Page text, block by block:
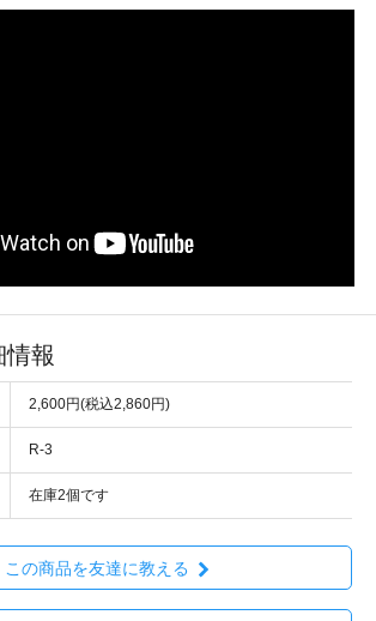
情報
2,600円(税込2,860円)
R-3
在庫2個です
この商品を友達に教える